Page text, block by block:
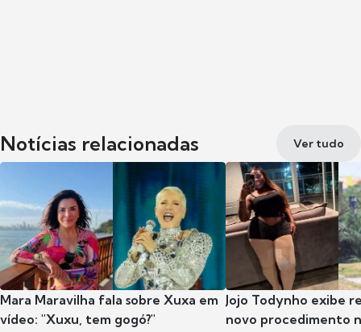
Notícias relacionadas Ver tudo
Mara Maravilha fala sobre Xuxa em
vídeo: "Xuxu, tem gogó?"
Jojo Todynho exibe
novo procedimento